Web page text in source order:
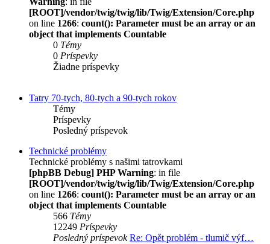
[ROOT]/vendor/twig/twig/lib/Twig/Extension/Core.php
on line 1266: count(): Parameter must be an array or an
object that implements Countable
0 Témy
0 Príspevky
Žiadne príspevky
Tatry 70-tych, 80-tych a 90-tych rokov
Témy
Príspevky
Posledný príspevok
Technické problémy
Technické problémy s našimi tatrovkami
[phpBB Debug] PHP Warning: in file
[ROOT]/vendor/twig/twig/lib/Twig/Extension/Core.php
on line 1266: count(): Parameter must be an array or an
object that implements Countable
566 Témy
12249 Príspevky
Posledný príspevok Re: Opět problém - tlumič výf…